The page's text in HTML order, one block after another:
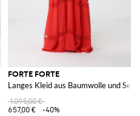
FORTE FORTE
Langes Kleid aus Baumwolle und
1.095,00 €
657,00 €
-40%